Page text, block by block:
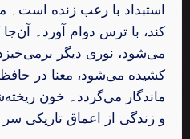
استبداد با رعب زنده
کند، با ترس دوام آورد۔
می‌شود، نوری دیگر
کشیده می‌شود، معنا در
ماندگار می‌گردد۔ خون
و زندگی از اعماق تاریکی سر